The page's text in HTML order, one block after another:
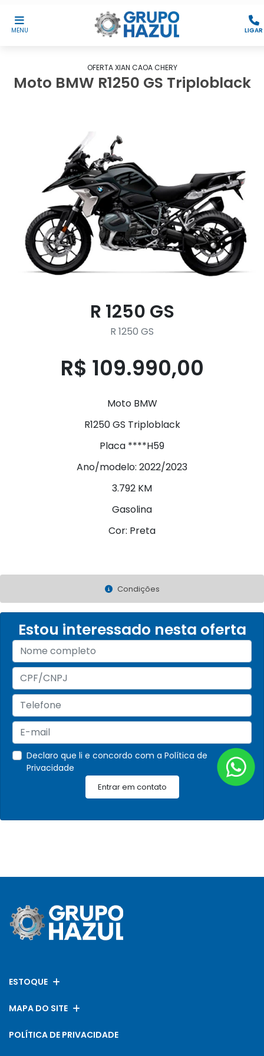
MENU LIGAR
OFERTA XIAN CAOA CHERY
Moto BMW R1250 GS Triploblack
R 1250 GS
R 1250 GS
R$ 109.990,00
Moto BMW
R1250 GS Triploblack
Placa ****H59
Ano/modelo: 2022/2023
3.792 KM
Gasolina
Cor: Preta
Condições
Estou interessado nesta oferta
Declaro que li e concordo com a Política de
Privacidade
Entrar em contato
ESTOQUE
MAPA DO SITE
POLÍTICA DE PRIVACIDADE